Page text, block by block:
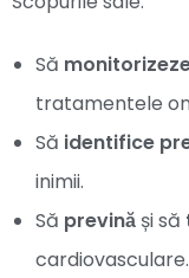
Să
tratamentele
Să identifice
inimii.
Să prevină și să
cardiovasculare.